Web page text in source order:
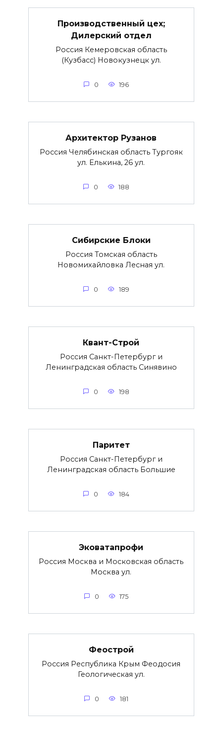
Производственный цех;
Дилерский отдел
Россия Кемеровская область
(Кузбасс) Новокузнецк ул.
0 196
Архитектор Рузанов
Россия Челябинская область Тургояк
ул. Елькина, 26 ул.
0 188
Сибирские Блоки
Россия Томская область
Новомихайловка Лесная ул.
0 189
Квант-Строй
Россия Санкт-Петербург и
Ленинградская область Синявино
0 198
Паритет
Россия Санкт-Петербург и
Ленинградская область Большие
0 184
Эковатапрофи
Россия Москва и Московская область
Москва ул.
0 175
Феострой
Россия Республика Крым Феодосия
Геологическая ул.
0 181